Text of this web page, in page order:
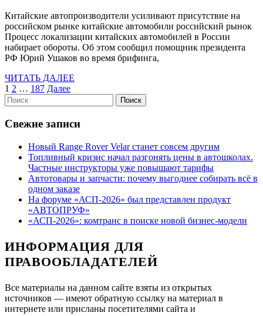
усиливают
присутствие
на
рынке
Китайские автопроизводители усиливают присутствие на
российском рынке китайские автомобили российский рынок
Процесс локализации китайских автомобилей в России
набирает обороты. Об этом сообщил помощник президента
РФ Юрий Ушаков во время брифинга,
ЧИТАТЬ ДАЛЕЕ
Пагинация
записей
1 2 … 187 Далее
Найти:
Свежие записи
Новый Range Rover Velar станет совсем другим
Топливный кризис начал разгонять цены в автошколах.
Частные инструкторы уже повышают тарифы
Автотовары и запчасти: почему выгоднее собирать всё в
одном заказе
На форуме «АСП-2026» был представлен продукт
«АВТОПРУФ»
«АСП-2026»: комтранс в поиске новой бизнес-модели
ИНФОРМАЦИЯ ДЛЯ
ПРАВООБЛАДАТЕЛЕЙ
Все материалы на данном сайте взяты из открытых
источников — имеют обратную ссылку на материал в
интернете или присланы посетителями сайта и